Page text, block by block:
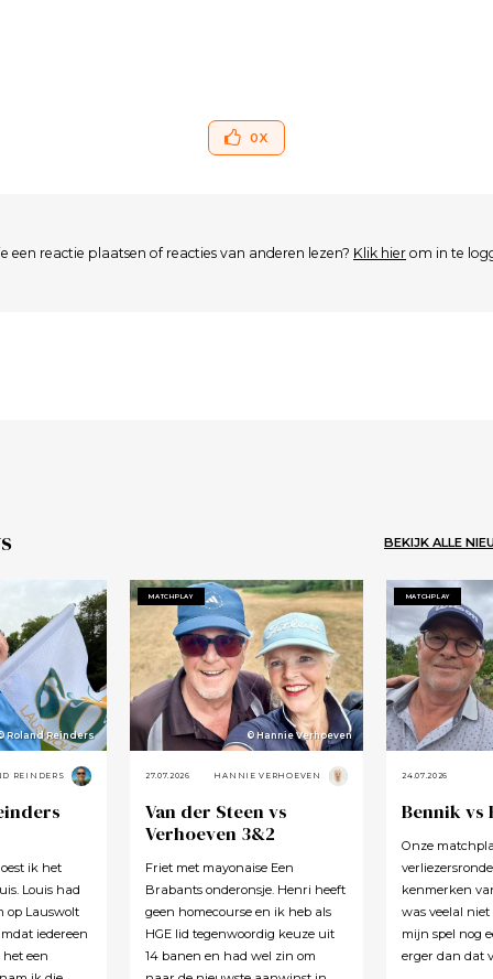
0X
een reactie plaatsen of reacties van anderen lezen? Klik hier om in te
BEKIJK ALLE
Roland Reinders
REINDERS
ik het
Louis had
op Lauswolt
iedereen
een
MATCHPLAY
© Hannie Verhoeven
27.07.2026 HANNIE VERHOEVEN
Van der Steen vs
Verhoeven 3&2
Friet met mayonaise Een
Brabants onderonsje. Henri heeft
geen homecourse en ik heb als
HGE lid tegenwoordig keuze uit
14 banen en had wel zin om
MATCHPLAY
24.07.2026
Bennik vs
Onze
kenmerken
was veelal
mijn spel nog
erger dan dat